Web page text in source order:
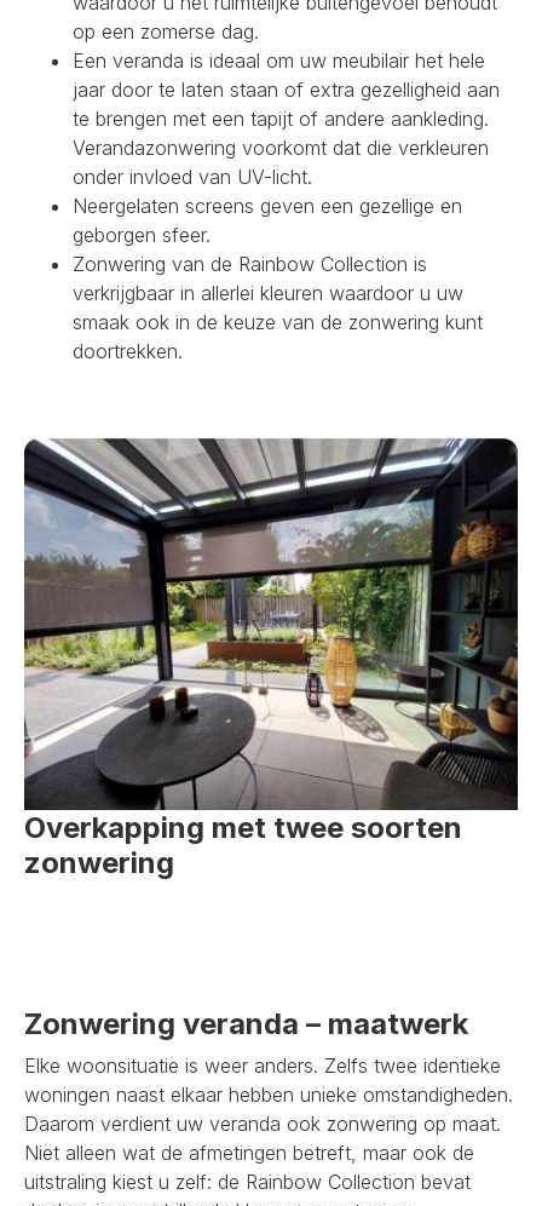
op een zomerse dag.
Een veranda is ideaal om uw meubilair het hele
jaar door te laten staan of extra gezelligheid aan
te brengen met een tapijt of andere aankleding.
Verandazonwering voorkomt dat die verkleuren
onder invloed van UV-licht.
Neergelaten screens geven een gezellige en
geborgen sfeer.
Zonwering van de Rainbow Collection is
verkrijgbaar in allerlei kleuren waardoor u uw
smaak ook in de keuze van de zonwering kunt
doortrekken.
Overkapping met twee soorten
zonwering
Zonwering veranda – maatwerk
Elke woonsituatie is weer anders. Zelfs twee identieke
woningen naast elkaar hebben unieke omstandigheden.
Daarom verdient uw veranda ook zonwering op maat.
Niet alleen wat de afmetingen betreft, maar ook de
uitstraling kiest u zelf: de Rainbow Collection bevat